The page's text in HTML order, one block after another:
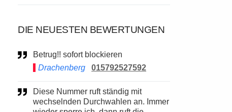
DIE NEUESTEN BEWERTUNGEN
Betrug!! sofort blockieren
Drachenberg
015792527592
Diese Nummer ruft ständig mit
wechselnden Durchwahlen an. Immer